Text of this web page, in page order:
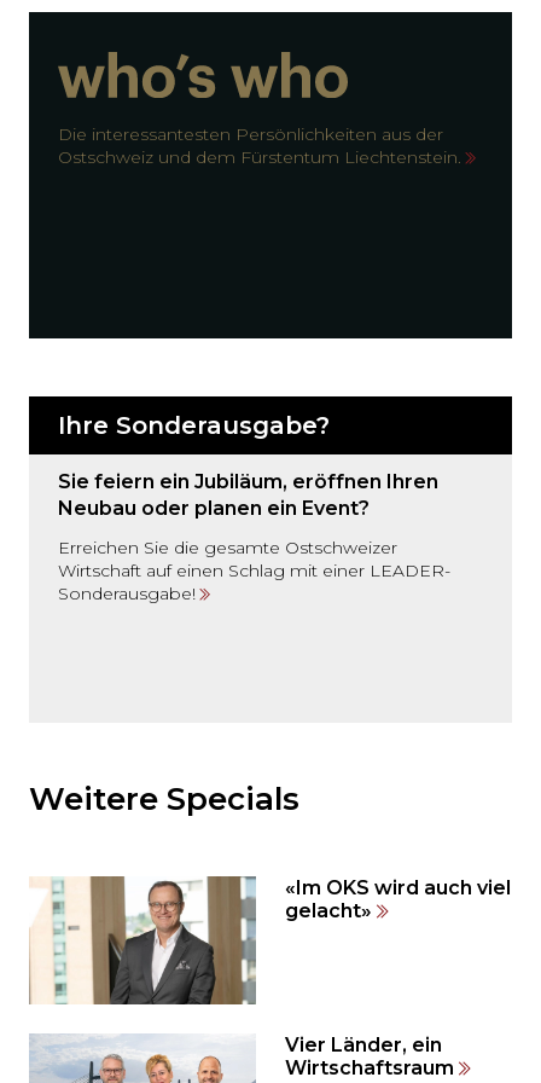
Die interessantesten Persönlichkeiten aus der
Ostschweiz und dem Fürstentum Liechtenstein.
Ihre Sonderausgabe?
Sie feiern ein Jubiläum, eröffnen Ihren
Neubau oder planen ein Event?
Erreichen Sie die gesamte Ostschweizer
Wirtschaft auf einen Schlag mit einer LEADER-
Sonderausgabe!
den
Inhalt
auslassen
und
direkt
springen?
Weitere Specials
«Im OKS wird auch viel
gelacht»
Vier Länder, ein
Wirtschaftsraum